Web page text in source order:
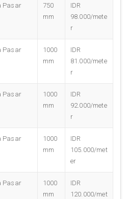
Pasar
750
mm
IDR
98.000/mete
r
Pasar
1000
mm
IDR
81.000/mete
r
Pasar
1000
mm
IDR
92.000/mete
r
Pasar
1000
mm
IDR
105.000/met
er
Pasar
1000
mm
IDR
120.000/met